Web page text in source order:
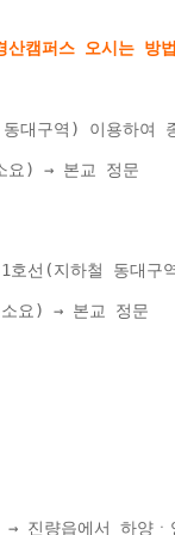
대구역) 이용하
요) → 본교 정문
호선(지하철 동대
요) → 본교 정문
진량읍에서 하양